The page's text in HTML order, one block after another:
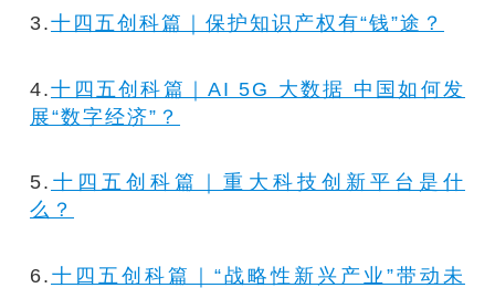
3.十四五创科篇｜保护知识产权有“钱”途？
4.十四五创科篇｜AI 5G 大数据 中国如何发
展“数字经济”？
5. 十四五创科篇｜重大科技创新平台是什
么？
6.十四五创科篇｜“战略性新兴产业”带动未